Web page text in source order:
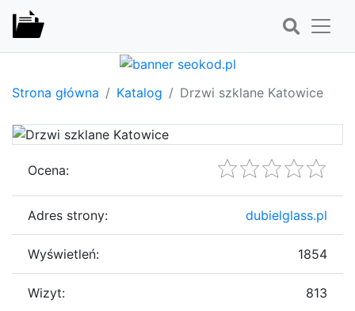
Strona główna Katalog Drzwi szklane Katowice
Ocena:
Adres strony: dubielglass.pl
Wyświetleń: 1854
Wizyt: 813